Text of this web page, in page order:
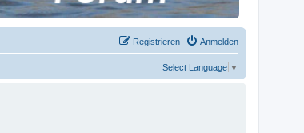
Anmelden
Registrieren
Select Language ▼